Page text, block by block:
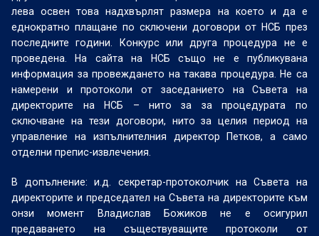
лева освен това надхвърлят размера на което и да е
еднократно плащане по сключени договори от НСБ през
последните години. Конкурс или друга процедура не е
проведена. На сайта на НСБ също не е публикувана
информация за провеждането на такава процедура. Не са
намерени и протоколи от заседанието на Съвета на
директорите на НСБ – нито за за процедурата по
сключване на тези договори, нито за целия период на
управление на изпълнителния директор Петков, а само
отделни препис-извлечения.
В допълнение: и.д. секретар-протоколчик на Съвета на
директорите и председател на Съвета на директорите към
онзи момент Владислав Божиков не е осигурил
предаването на съществуващите протоколи от